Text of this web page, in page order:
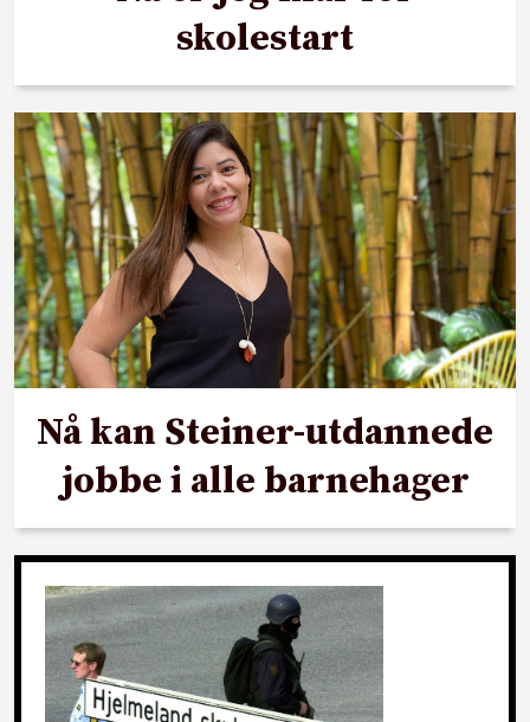
skolestart
Nå kan Steiner-utdannede
jobbe i alle barnehager